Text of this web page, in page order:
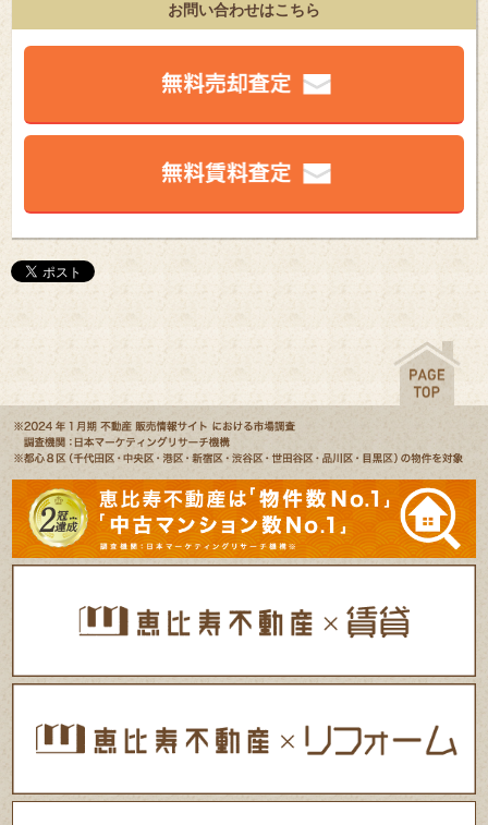
お問い合わせはこちら